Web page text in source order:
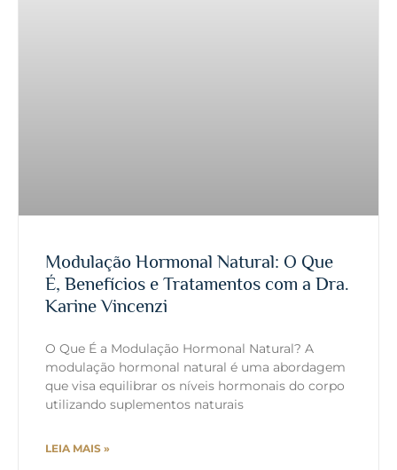
Modulação Hormonal Natural: O Que
É, Benefícios e Tratamentos com a Dra.
Karine Vincenzi
O Que É a Modulação Hormonal Natural? A
modulação hormonal natural é uma abordagem
que visa equilibrar os níveis hormonais do corpo
utilizando suplementos naturais
LEIA MAIS »